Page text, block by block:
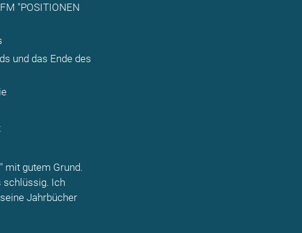
"POSITIONEN
und das Ende des
mit gutem Grund.
schlüssig. Ich
Jahrbücher